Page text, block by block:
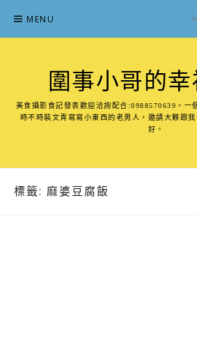
content
MENU
圍事小哥的
美食攝影食記發表歡迎洽詢配合:0988570639。一
時不時裝文青寫寫小東西的老男人，邀請大夥跟
好。
標籤: 麻婆豆腐飯